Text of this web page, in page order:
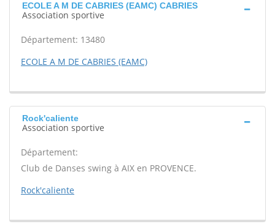
ECOLE A M DE CABRIES (EAMC) CABRIES
Association sportive
Département: 13480
ECOLE A M DE CABRIES (EAMC)
Rock'caliente
Association sportive
Département:
Club de Danses swing à AIX en PROVENCE.
Rock'caliente